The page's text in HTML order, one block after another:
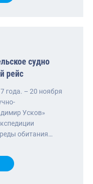
судно
рейс
года. – 20 ноября
Усков»
обитания…